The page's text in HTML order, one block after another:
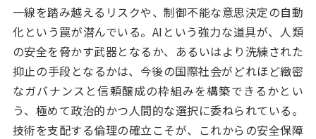
一線を踏み越えるリスクや、制御不能な意思決定の自動
化という罠が潜んでいる。AIという強力な道具が、人類
の安全を脅かす武器となるか、あるいはより洗練された
抑止の手段となるかは、今後の国際社会がどれほど緻密
なガバナンスと信頼醸成の枠組みを構築できるかとい
う、極めて政治的かつ人間的な選択に委ねられている。
技術を支配する倫理の確立こそが、これからの安全保障